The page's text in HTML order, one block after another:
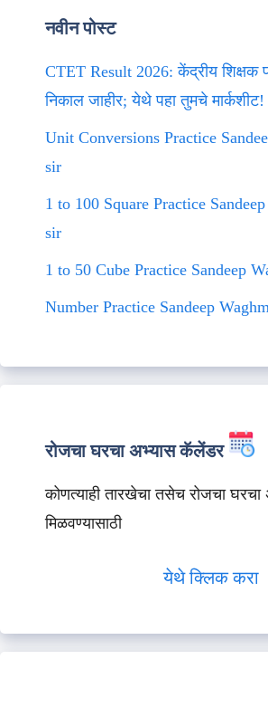
नवीन पोस्ट
CTET Result 2026: केंद्रीय शिक्षक
निकाल जाहीर; येथे पहा तुमचे मार्कशीट!
Unit Conversions Practice
sir
1 to 100 Square Practice
sir
1 to 50 Cube Practice Sandeep
Number Practice Sandeep
रोजचा घरचा अभ्यास कॅलेंडर
कोणत्याही तारखेचा तसेच रोजचा घरचा
मिळवण्यासाठी
येथे क्लिक करा